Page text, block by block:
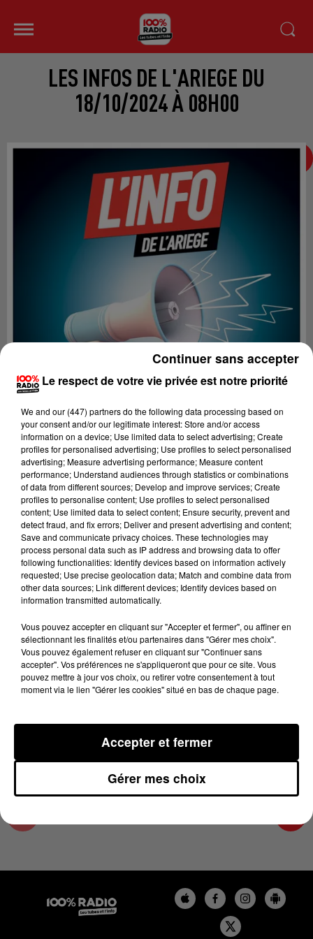
LES INFOS DE L'ARIEGE DU
18/10/2024 À 08H00
Lecture (4 min 24 sec)
100%
100% Radio les infos de l'Ariege
18 octobre 2024 - 4 min 24 sec
LES INFOS DE L'ARIEGE DU 18/10/2024 À
08H00
Podcasts infos de l'Ariège
Le respect de votre vie privée est notre priorité
We and our (447) partnersdo the following data processing based on
your consent and/or our legitimate interest: Store and/or access
information on a device; Use limited data to select advertising; Create
profiles for personalised advertising; Use profiles to select personalised
advertising; Measure advertising performance; Measure content
performance; Understand audiences through statistics or combinations
of data from different sources; Develop and improve services; Create
profiles to personalise content; Use profiles to select personalised
content; Use limited data to select content; Ensure security, prevent and
detect fraud, and fix errors; Deliver and present advertising and content;
Save and communicate privacy choices. These technologies may
process personal data such as IP address and browsing data to offer
following functionalities: Identify devices based on information actively
requested; Use precise geolocation data; Match and combine data from
other data sources; Link different devices; Identify devices based on
information transmitted automatically.
Vous pouvez accepter en cliquant sur "Accepter et fermer", ou affiner en
sélectionnant les finalités et/ou partenaires dans "Gérer mes choix".
Vous pouvez également refuser en cliquant sur "Continuer sans
accepter". Vos préférences ne s'appliqueront que pour ce site. Vous
pouvez mettre à jour vos choix, ou retirer votre consentement à tout
moment via le lien "Gérer les cookies" situé en bas de chaque page.
Gérer mes choix
Accepter et fermer
Continuer sans accepter